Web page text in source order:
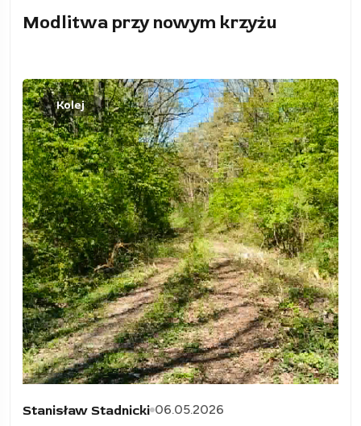
Modlitwa przy nowym krzyżu
Kolej
Stanisław Stadnicki 06.05.2026